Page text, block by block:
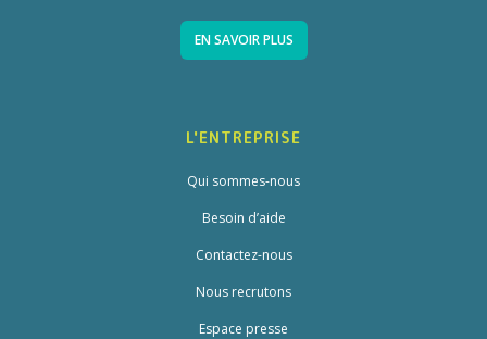
EN SAVOIR PLUS
L'ENTREPRISE
Qui sommes-nous
Besoin d’aide
Contactez-nous
Nous recrutons
Espace presse